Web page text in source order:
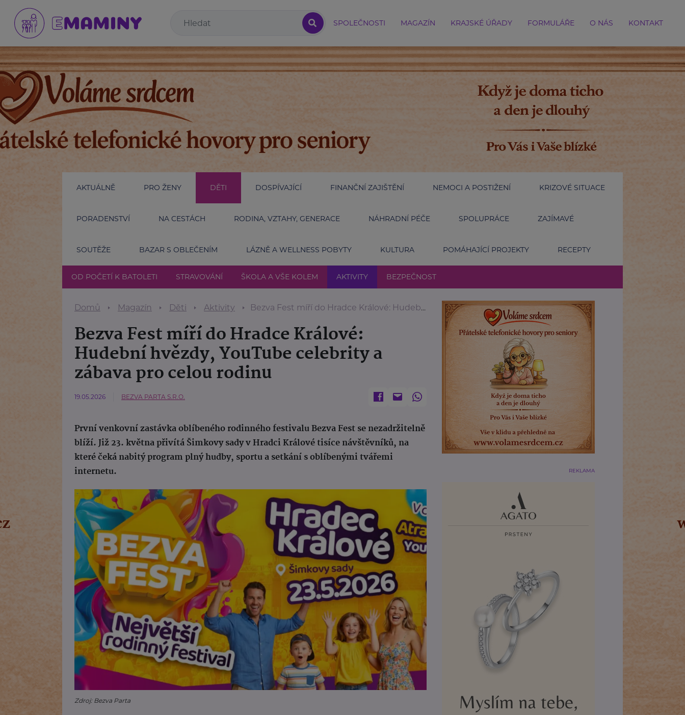
SPOLEČNOSTI MAGAZÍN KRAJSKÉ ÚŘADY FORMULÁŘE O NÁS KONTAKT
AKTUÁLNĚ PRO ŽENY DĚTI DOSPÍVAJÍCÍ FINANČNÍ ZAJIŠTĚNÍ NEMOCI A POSTIŽENÍ KRIZOVÉ SITUACE
PORADENSTVÍ NA CESTÁCH RODINA, VZTAHY, GENERACE NÁHRADNÍ PÉČE SPOLUPRÁCE ZAJÍMAVÉ
SOUTĚŽE BAZAR S OBLEČENÍM LÁZNĚ A WELLNESS POBYTY KULTURA POMÁHAJÍCÍ PROJEKTY RECEPTY
OD POČETÍ K BATOLETI STRAVOVÁNÍ ŠKOLA A VŠE KOLEM AKTIVITY BEZPEČNOST
Domů Magazín Děti Aktivity Bezva Fest míří do Hradce Králové: Hudební hvězdy, YouTube celebrity a zábava pro celou rodinu
Bezva Fest míří do Hradce Králové:
Hudební hvězdy, YouTube celebrity a
zábava pro celou rodinu
19.05.2026 BEZVA PARTA S.R.O.
První venkovní zastávka oblíbeného rodinného festivalu Bezva Fest se nezadržitelně
blíží. Již 23. května přivítá Šimkovy sady v Hradci Králové tisíce návštěvníků, na
které čeká nabitý program plný hudby, sportu a setkání s oblíbenými tvářemi
internetu.
Zdroj: Bezva Parta
REKLAMA